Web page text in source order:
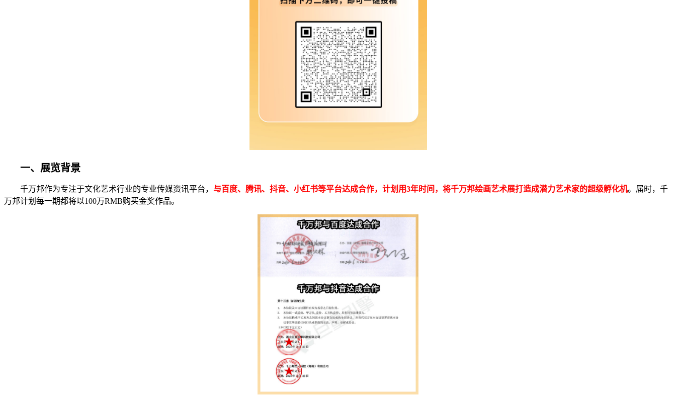
一、展览背景
千万邦作为专注于文化艺术行业的专业传媒资讯平台， 与百度、腾讯、抖音、小红书等平台达成合作，计划用3年时间，将千万邦绘画艺术展打造成潜力艺术家的超级孵化机。届时，千
万邦计划每一期都将以100万RMB购买金奖作品。